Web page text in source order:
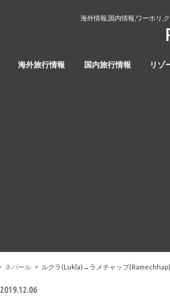
海外情報,国内情報,ワーホリ,
海外旅行情報 国内旅行情報 リゾ
ネパール ルクラ(Lukla)→ラメチャップ
2019.12.06